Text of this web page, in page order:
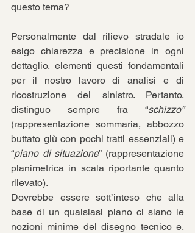
questo tema?
Personalmente dal rilievo stradale io
esigo chiarezza e precisione in ogni
dettaglio, elementi questi fondamentali
per il nostro lavoro di analisi e di
ricostruzione del sinistro. Pertanto,
distinguo sempre fra “schizzo”
(rappresentazione sommaria, abbozzo
buttato giù con pochi tratti essenziali) e
“piano di situazione” (rappresentazione
planimetrica in scala riportante quanto
rilevato).
Dovrebbe essere sott’inteso che alla
base di un qualsiasi piano ci siano le
nozioni minime del disegno tecnico e,